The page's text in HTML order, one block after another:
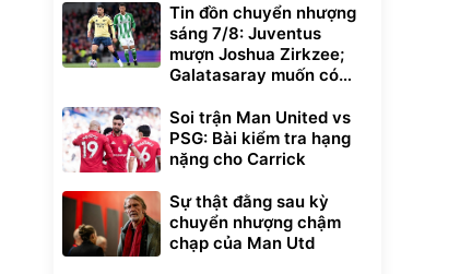
Tin đồn chuyển nhượng
sáng 7/8: Juventus
mượn Joshua Zirkzee;
Galatasaray muốn có
Soi trận Man United vs
PSG: Bài kiểm tra hạng
nặng cho Carrick
Sự thật đằng sau kỳ
chuyển nhượng chậm
chạp của Man Utd